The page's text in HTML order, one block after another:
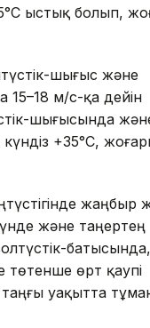
ыстық болып,
шығыс және
15–18 м/с-қа дейін
шығысында
күндіз +35°C,
жаңбыр
және таңертең
батысында,
төтенше өрт қаупі
уақытта